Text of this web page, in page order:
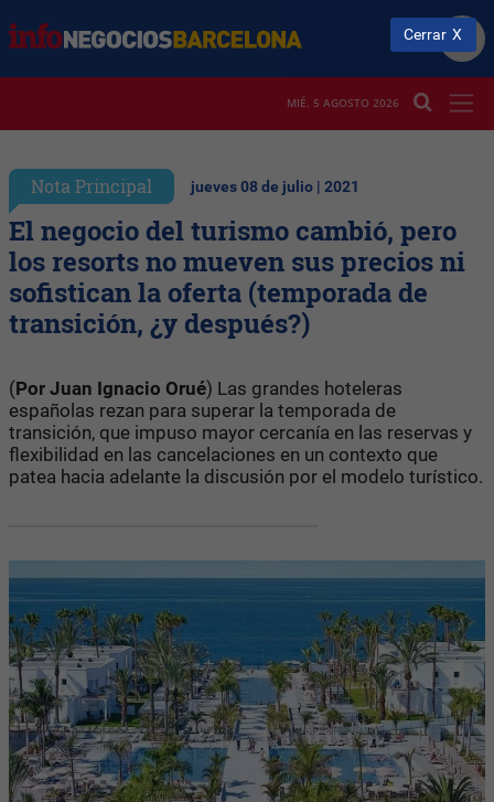
MIÉ. 5 AGOSTO 2026
Nota Principal jueves 08 de julio | 2021
El negocio del turismo cambió, pero
los resorts no mueven sus precios ni
sofistican la oferta (temporada de
transición, ¿y después?)
(Por Juan Ignacio Orué) Las grandes hoteleras
españolas rezan para superar la temporada de
transición, que impuso mayor cercanía en las reservas y
flexibilidad en las cancelaciones en un contexto que
patea hacia adelante la discusión por el modelo turístico.
Cerrar